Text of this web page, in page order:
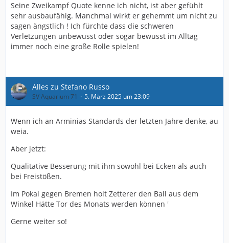
Seine Zweikampf Quote kenne ich nicht, ist aber gefühlt
sehr ausbaufähig. Manchmal wirkt er gehemmt um nicht zu
sagen ängstlich ! Ich fürchte dass die schweren
Verletzungen unbewusst oder sogar bewusst im Alltag
immer noch eine große Rolle spielen!
Alles zu Stefano Russo
SV Aquarium 71 5. März 2025 um 23:09
Wenn ich an Arminias Standards der letzten Jahre denke, au
weia.
Aber jetzt:
Qualitative Besserung mit ihm sowohl bei Ecken als auch
bei Freistößen.
Im Pokal gegen Bremen holt Zetterer den Ball aus dem
Winkel Hätte Tor des Monats werden können '
Gerne weiter so!